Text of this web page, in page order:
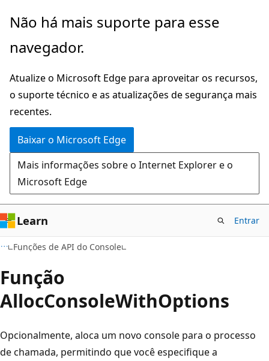
Pular
o
principal
Não há mais suporte para esse
navegador.
Atualize o Microsoft Edge para aproveitar os recursos,
o suporte técnico e as atualizações de segurança mais
recentes.
Baixar o Microsoft Edge
Mais informações sobre o Internet Explorer e o
Microsoft Edge
Learn Entrar
Funções de API do Console
Função
AllocConsoleWithOptions
Opcionalmente, aloca um novo console para o processo
de chamada, permitindo que você especifique a